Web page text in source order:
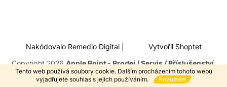
Tento web používá soubory cookie. Dalším procházením tohoto webu
vyjadřujete souhlas s jejich používáním.
Rozumím
Nakódovalo Remedio Digital|
Vytvořil Shoptet
Copyright 2026Apple Point - Prodej / Servis / Příslušenství.
Všechna práva vyhrazena.